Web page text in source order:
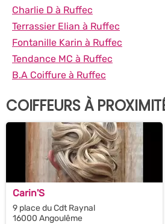
Charlie D à Ruffec
Terrassier Elian à Ruffec
Fontanille Karin à Ruffec
Tendance MC à Ruffec
B.A Coiffure à Ruffec
COIFFEURS À
Carin'S
9 place du Cdt Raynal
16000 Angoulême